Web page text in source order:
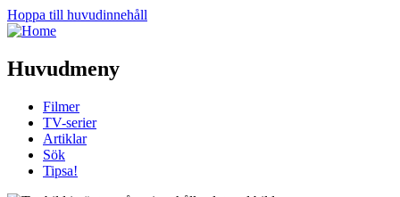
Hoppa till huvudinnehåll
Huvudmeny
Filmer
TV-serier
Artiklar
Sök
Tipsa!